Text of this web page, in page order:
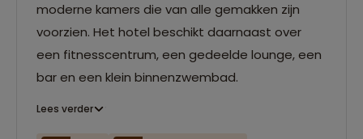
moderne kamers die van alle gemakken zijn
voorzien. Het hotel beschikt daarnaast over
een fitnesscentrum, een gedeelde lounge, een
bar en een klein binnenzwembad.
Lees verder